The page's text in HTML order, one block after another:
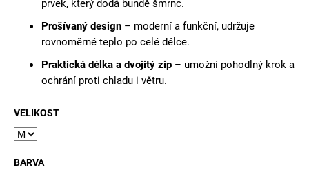
prvek, který dodá bundě šmrnc.
Prošívaný design – moderní a funkční, udržuje
rovnoměrné teplo po celé délce.
Praktická délka a dvojitý zip – umožní pohodlný krok a
ochrání proti chladu i větru.
VELIKOST
BARVA